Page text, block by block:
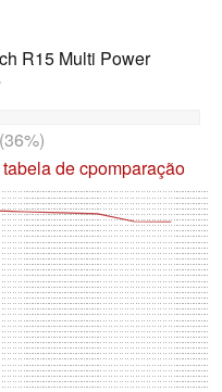
R15 Multi Power
de cpomparação